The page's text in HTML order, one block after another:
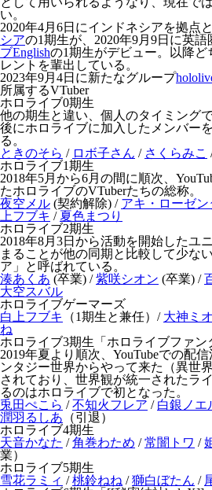
い。
2020年4月6日にインドネシアを拠点
シアの1期生が、2020年9月9日に英語
ブEnglishの1期生がデビュー。以降
レントを輩出している。
2023年9月4日に新たなグループ
所属するVTuber
ホロライブ0期生
他の期生と違い、個人のタイミング
後にホロライブに加入したメンバー
る。
ときのそら / ロボ子さん / さくらみこ
ホロライブ1期生
2018年5月から6月の間に順次、
たホロライブのVTuberたちの総称。
夜空メル (契約解除) / アキ・ローゼン
上フブキ / 夏色まつり
ホロライブ2期生
2018年8月3日から活動を開始したユ
まることが他の同期と比較して少な
ア」と呼ばれている。
湊あくあ (卒業) /紫咲シオン (卒業) /
大空スバル
ホロライブゲーマーズ
白上フブキ
（1期生と兼任）/ 大神ミオ
ね
ホロライブ3期生「ホロライブファン
2019年夏より順次、YouTubeでの配
ンタジー世界からやって来た（異世
されており、世界観が統一されたラ
るのはホロライブで初となった。
兎田ぺこら /不知火フレア / 白銀ノエ
潤羽るしあ （引退）
ホロライブ4期生
天音かなた /角巻わため /常闇トワ /
業）
ホロライブ5期生
雪花ラミィ /桃鈴ねね /獅白ぼたん /